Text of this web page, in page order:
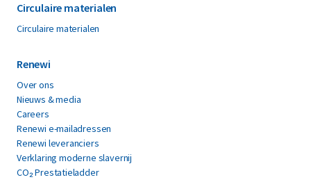
Circulaire materialen
Circulaire materialen
Renewi
Over ons
Nieuws & media
Careers
Renewi e-mailadressen
Renewi leveranciers
Verklaring moderne slavernij
CO₂ Prestatieladder